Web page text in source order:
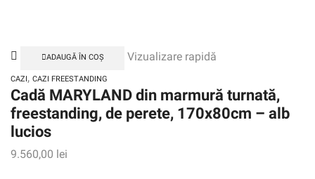
ADAUGĂ ÎN COȘ Vizualizare rapidă
CAZI, CAZI FREESTANDING
Cadă MARYLAND din marmură turnată,
freestanding, de perete, 170x80cm – alb
lucios
9.560,00 lei